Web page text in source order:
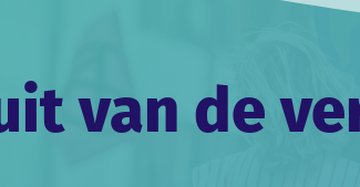
van de